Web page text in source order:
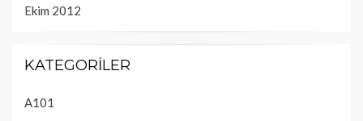
Ekim 2012
KATEGORILER
A101